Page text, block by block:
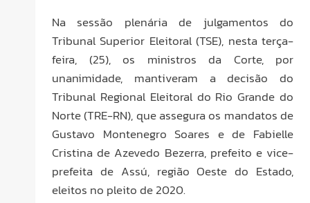
Na sessão plenária de julgamentos do
Tribunal Superior Eleitoral (TSE), nesta terça-
feira, (25), os ministros da Corte, por
unanimidade, mantiveram a decisão do
Tribunal Regional Eleitoral do Rio Grande do
Norte (TRE-RN), que assegura os mandatos de
Gustavo Montenegro Soares e de Fabielle
Cristina de Azevedo Bezerra, prefeito e vice-
prefeita de Assú, região Oeste do Estado,
eleitos no pleito de 2020.